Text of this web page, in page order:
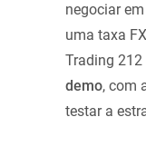
negociar
uma taxa
Trading
demo, com
testar a